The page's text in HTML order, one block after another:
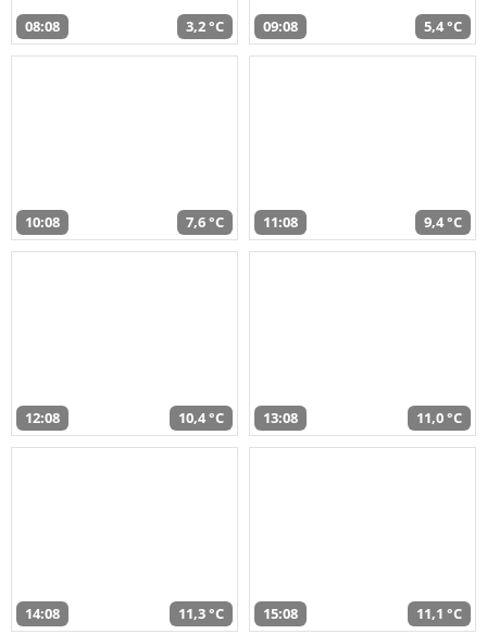
08:08 3,2 °C 09:08 5,4 °C
10:08 7,6 °C 11:08 9,4 °C
12:08 10,4 °C 13:08 11,0 °C
14:08 11,3 °C 15:08 11,1 °C